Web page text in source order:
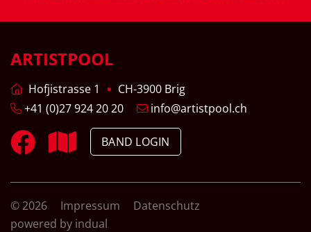
ARTISTPOOL
Hofjistrasse 1
CH-3900 Brig
+41 (0)27 924 20 20
info@artistpool.ch
BAND LOGIN
© 2026 Impressum
Datenschutz
powered by indual